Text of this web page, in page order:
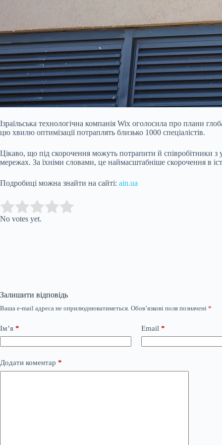
Ізраїльська технологічна компанія Wix оголосила про плани
цю хвилю оптимізації потраплять близько 1000 спеціалістів.
Цікаво, що під скорочення можуть потрапити й співробітники з
мережах. За їхніми словами, це наймасштабніше скорочення в
Подробиці можна знайти на сайті: ain.ua
Rate this item:
No votes yet.
Залишити відповідь
Ваша e-mail адреса не оприлюднюватиметься. Обов’язкові поля позначені *
Ім’я * Email *
Додати коментар *